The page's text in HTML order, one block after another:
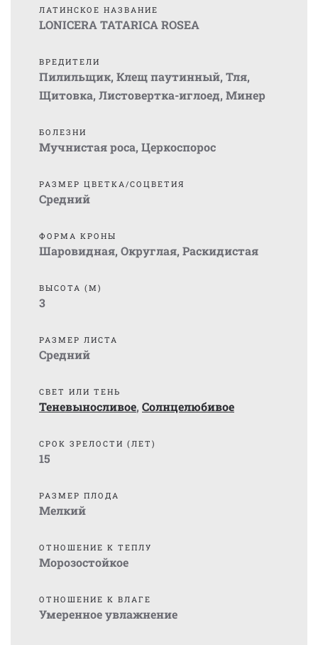
ЛАТИНСКОЕ НАЗВАНИЕ
LONICERA TATARICA ROSEA
ВРЕДИТЕЛИ
Пилильщик, Клещ паутинный, Тля,
Щитовка, Листовертка-иглоед, Минер
БОЛЕЗНИ
Мучнистая роса, Церкоспорос
РАЗМЕР ЦВЕТКА/СОЦВЕТИЯ
Средний
ФОРМА КРОНЫ
Шаровидная, Округлая, Раскидистая
ВЫСОТА (М)
3
РАЗМЕР ЛИСТА
Средний
СВЕТ ИЛИ ТЕНЬ
Теневыносливое, Солнцелюбивое
СРОК ЗРЕЛОСТИ (ЛЕТ)
15
РАЗМЕР ПЛОДА
Мелкий
ОТНОШЕНИЕ К ТЕПЛУ
Морозостойкое
ОТНОШЕНИЕ К ВЛАГЕ
Умеренное увлажнение